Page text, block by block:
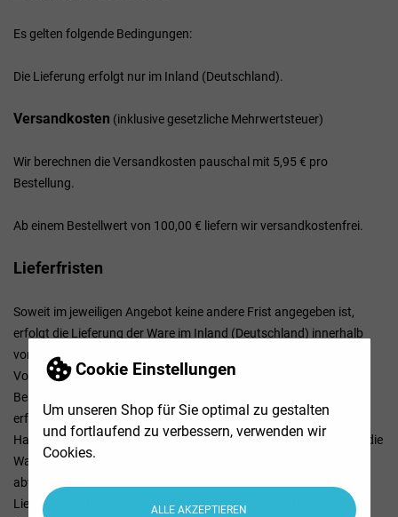
Cookie Einstellungen
Um unseren Shop für Sie optimal zu gestalten
und fortlaufend zu verbessern, verwenden wir
Cookies.
ALLE AKZEPTIEREN
Es gelten folgende Bedingungen:
Die Lieferung erfolgt nur im Inland (Deutschland).
Versandkosten (inklusive gesetzliche Mehrwertsteuer)
Wir berechnen die Versandkosten pauschal mit 5,95 € pro
Bestellung.
Ab einem Bestellwert von 100,00 € liefern wir versandkostenfrei.
Lieferfristen
Soweit im jeweiligen Angebot keine andere Frist angegeben ist,
erfolgt die Lieferung der Ware im Inland (Deutschland) innerhalb
von 10 - 20 Tagen
Vorauszahlung nach dem Zeitpunkt Ihrer Zahlungsanweisung).
Beachten Sie, dass an Sonn- und Feiertagen keine Zustellung
erfolgt.
Haben Sie Artikel mit unterschiedlichen Lieferzeiten bestellt, wird die
Ware in einer gemeinsamen Sendung versandt, sofern wir keine
abweichenden Vereinbarungen mit Ihnen getroffen haben.
Lieferzeit bestimmt sich in diesem Fall nach dem Artikel mit der